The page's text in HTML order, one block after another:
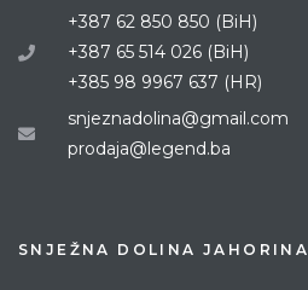
SNJEŽNA DOLINA JAHORINA
+387 62 850 850 (BiH)
+387 65 514 026 (BiH)
+385 98 9967 637 (HR)
snjeznadolina@gmail.com
prodaja@legend.ba